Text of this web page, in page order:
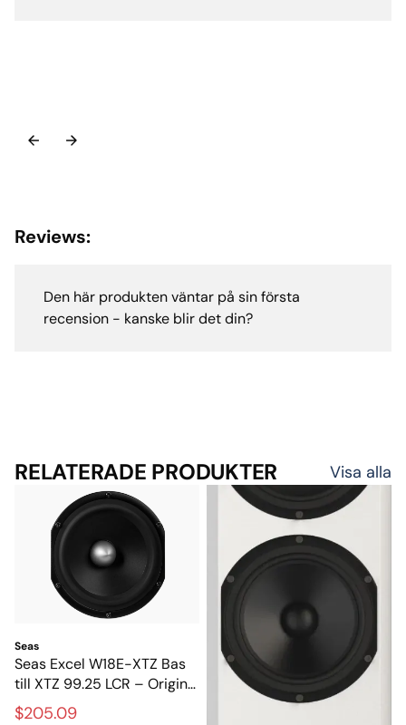
Reviews:
Den här produkten väntar på sin första
recension - kanske blir det din?
RELATERADE PRODUKTER Visa alla
Seas
Seas Excel W18E-XTZ Bas
till XTZ 99.25 LCR – Original
magnesiumbas från SEAS
$205.09